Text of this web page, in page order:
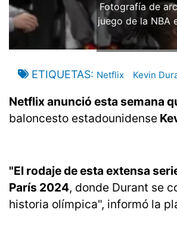
Fotografía de
juego de la NBA
ETIQUETAS Netflix Kevin
Netflix anunció esta semana
baloncesto estadounidense
"El rodaje de esta extensa
París 2024, donde Durant se
historia olímpica", informó la